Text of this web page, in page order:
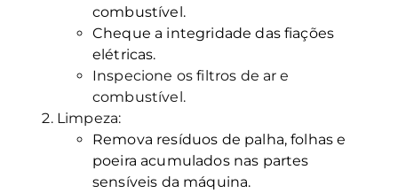
combustível.
Cheque a integridade das fiações
elétricas.
Inspecione os filtros de ar e
combustível.
Limpeza:
Remova resíduos de palha, folhas e
poeira acumulados nas partes
sensíveis da máquina.